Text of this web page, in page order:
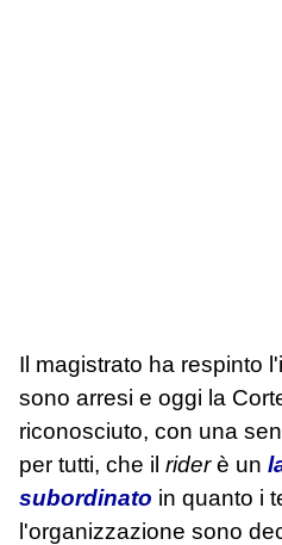
Il magistrato ha respinto
sono arresi e oggi la
riconosciuto, con una
per tutti, che il riderè un
subordinato in quanto i
l'organizzazione sono